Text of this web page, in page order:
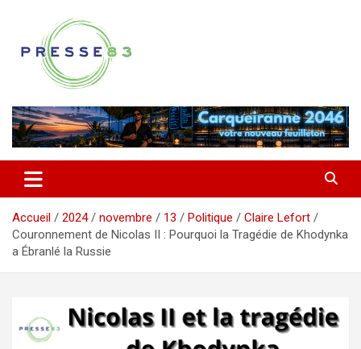
contenu
Presse 83
Accueil 2024 novembre 13 Politique
Claire Lefort
Couronnement de Nicolas II : Pourquoi la Tragédie de Khodynka
a Ébranlé la Russie